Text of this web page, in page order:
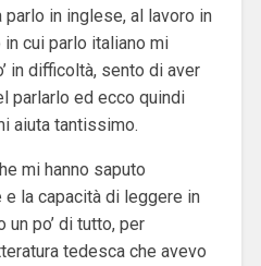
parlo in inglese, al lavoro in
cui parlo italiano mi
in difficoltà, sento di aver
parlarlo ed ecco quindi
aiuta tantissimo.
mi hanno saputo
la capacità di leggere in
po’ di tutto, per
tedesca che avevo